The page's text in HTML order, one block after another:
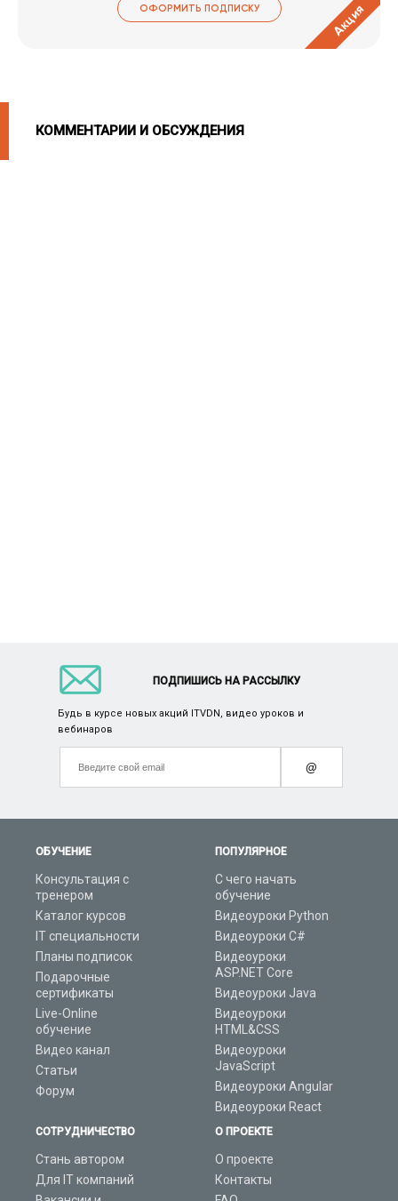
ОФОРМИТЬ ПОДПИСКУ Акция
КОММЕНТАРИИ И ОБСУЖДЕНИЯ
ОБУЧЕНИЕ
Консультация с
тренером
Каталог курсов
IT специальности
Планы подписок
Подарочные
сертификаты
Live-Online
обучение
Видео канал
Статьи
Форум
ПОПУЛЯРНОЕ
С чего начать
обучение
Видеоуроки Python
Видеоуроки C#
Видеоуроки
ASP.NET Core
Видеоуроки Java
Видеоуроки
HTML&CSS
Видеоуроки
JavaScript
Видеоуроки Angular
Видеоуроки React
СОТРУДНИЧЕСТВО
Стань автором
Для IT компаний
О ПРОЕКТЕ
О проекте
Контакты
ПОДПИШИСЬ НА РАССЫЛКУ
Будь в курсе новых акций ITVDN, видео уроков и
вебинаров
@